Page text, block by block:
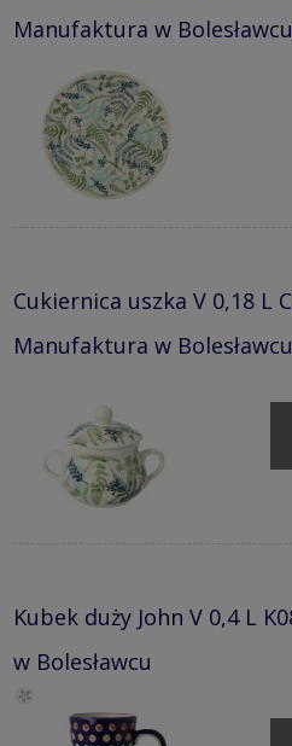
Manufaktura w
Cukiernica uszka V 0,18 L
Manufaktura w Bolesławcu
Kubek duży John V 0,4 L
w Bolesławcu